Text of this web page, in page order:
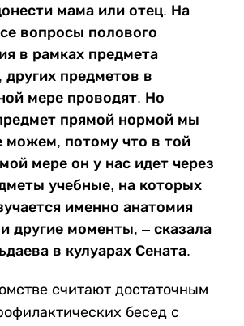
мама или отец. На
вопросы полового
в рамках предмета
других предметов в
мере проводят. Но
прямой нормой мы
можем, потому что в той
мере он у нас идет через
учебные, на которых
именно анатомия
другие моменты, – сказала
в кулуарах Сената.
считают достаточным
бесед с